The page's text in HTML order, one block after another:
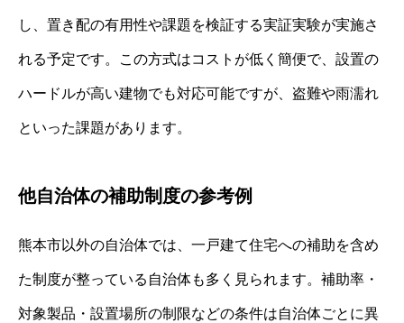
し、置き配の有用性や課題を検証する実証実験が実施さ
れる予定です。この方式はコストが低く簡便で、設置の
ハードルが高い建物でも対応可能ですが、盗難や雨濡れ
といった課題があります。
他自治体の補助制度の参考例
熊本市以外の自治体では、一戸建て住宅への補助を含め
た制度が整っている自治体も多く見られます。補助率・
対象製品・設置場所の制限などの条件は自治体ごとに異